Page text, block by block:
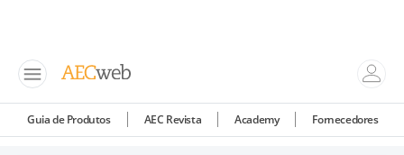
Guia de Produtos AEC Revista Academy Fornecedores